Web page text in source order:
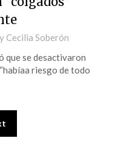
Cecilia Soberón
que se desactivaron
riesgo de todo